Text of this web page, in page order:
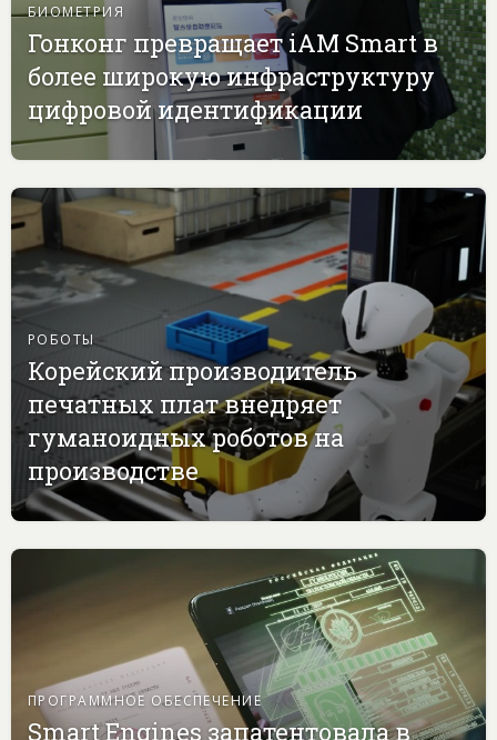
БИОМЕТРИЯ
Гонконг превращает iAM Smart в
более широкую инфраструктуру
цифровой идентификации
РОБОТЫ
Корейский производитель
печатных плат внедряет
гуманоидных роботов на
производстве
ПРОГРАММНОЕ ОБЕСПЕЧЕНИЕ
Smart Engines запатентовала в